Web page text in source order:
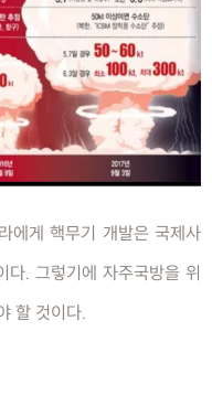
에게 핵무기 개발은 국제사
다. 그렇기에 자주국방을 위
할 것이다.